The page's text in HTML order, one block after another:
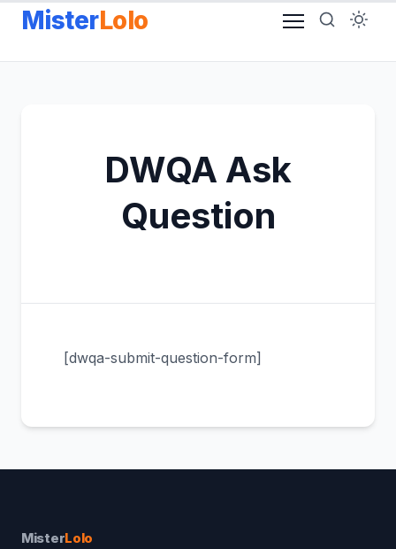
Aller
contenu
MisterLolo
DWQA Ask
Question
[dwqa-submit-question-form]
MisterLolo